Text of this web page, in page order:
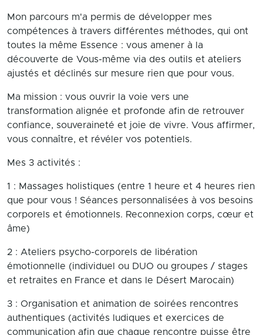
Mon parcours m'a permis de développer mes
compétences à travers différentes méthodes, qui ont
toutes la même Essence : vous amener à la
découverte de Vous-même via des outils et ateliers
ajustés et déclinés sur mesure rien que pour vous.
Ma mission : vous ouvrir la voie vers une
transformation alignée et profonde afin de retrouver
confiance, souveraineté et joie de vivre. Vous affirmer,
vous connaître, et révéler vos potentiels.
Mes 3 activités :
1 : Massages holistiques (entre 1 heure et 4 heures rien
que pour vous ! Séances personnalisées à vos besoins
corporels et émotionnels. Reconnexion corps, cœur et
âme)
2 : Ateliers psycho-corporels de libération
émotionnelle (individuel ou DUO ou groupes / stages
et retraites en France et dans le Désert Marocain)
3 : Organisation et animation de soirées rencontres
authentiques (activités ludiques et exercices de
communication afin que chaque rencontre puisse être